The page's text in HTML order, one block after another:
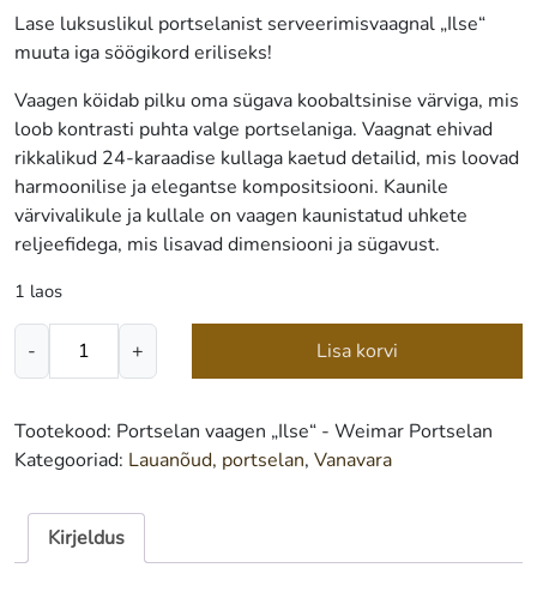
Lase luksuslikul portselanist serveerimisvaagnal „Ilse“
muuta iga söögikord eriliseks!
Vaagen köidab pilku oma sügava koobaltsinise värviga, mis
loob kontrasti puhta valge portselaniga. Vaagnat ehivad
rikkalikud 24-karaadise kullaga kaetud detailid, mis loovad
harmoonilise ja elegantse kompositsiooni. Kaunile
värvivalikule ja kullale on vaagen kaunistatud uhkete
reljeefidega, mis lisavad dimensiooni ja sügavust.
1 laos
-
Portselan
-
Weimar
kogus
+ Lisa korvi
Tootekood: Portselan vaagen „Ilse“ - Weimar Portselan
Kategooriad: Lauanõud, portselan, Vanavara
Kirjeldus